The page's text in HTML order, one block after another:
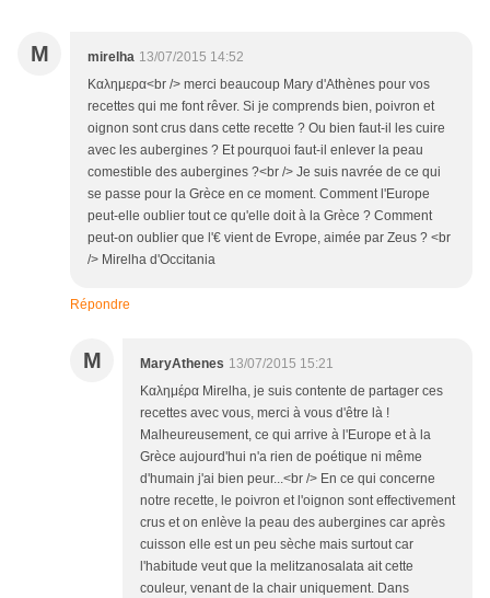
M mirelha 13/07/2015 14:52
Καλημερα<br /> merci beaucoup Mary d'Athènes pour vos
recettes qui me font rêver. Si je comprends bien, poivron et
oignon sont crus dans cette recette ? Ou bien faut-il les cuire
avec les aubergines ? Et pourquoi faut-il enlever la peau
comestible des aubergines ?<br /> Je suis navrée de ce qui
se passe pour la Grèce en ce moment. Comment l'Europe
peut-elle oublier tout ce qu'elle doit à la Grèce ? Comment
peut-on oublier que l'€ vient de Evrope, aimée par Zeus ? <br
/> Mirelha d'Occitania
Répondre
M MaryAthenes 13/07/2015 15:21
Καλημέρα Mirelha, je suis contente de partager ces
recettes avec vous, merci à vous d'être là !
Malheureusement, ce qui arrive à l'Europe et à la
Grèce aujourd'hui n'a rien de poétique ni même
d'humain j'ai bien peur...<br /> En ce qui concerne
notre recette, le poivron et l'oignon sont effectivement
crus et on enlève la peau des aubergines car après
cuisson elle est un peu sèche mais surtout car
l'habitude veut que la melitzanosalata ait cette
couleur, venant de la chair uniquement. Dans